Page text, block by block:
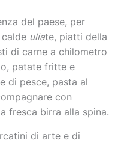
del paese, per
uliate, piatti della
di carne a chilometro
patate fritte e
di pesce, pasta al
con
fresca birra alla spina.
di arte e di